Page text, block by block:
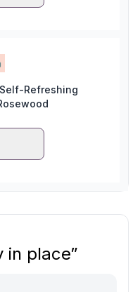
Refreshing
in place”